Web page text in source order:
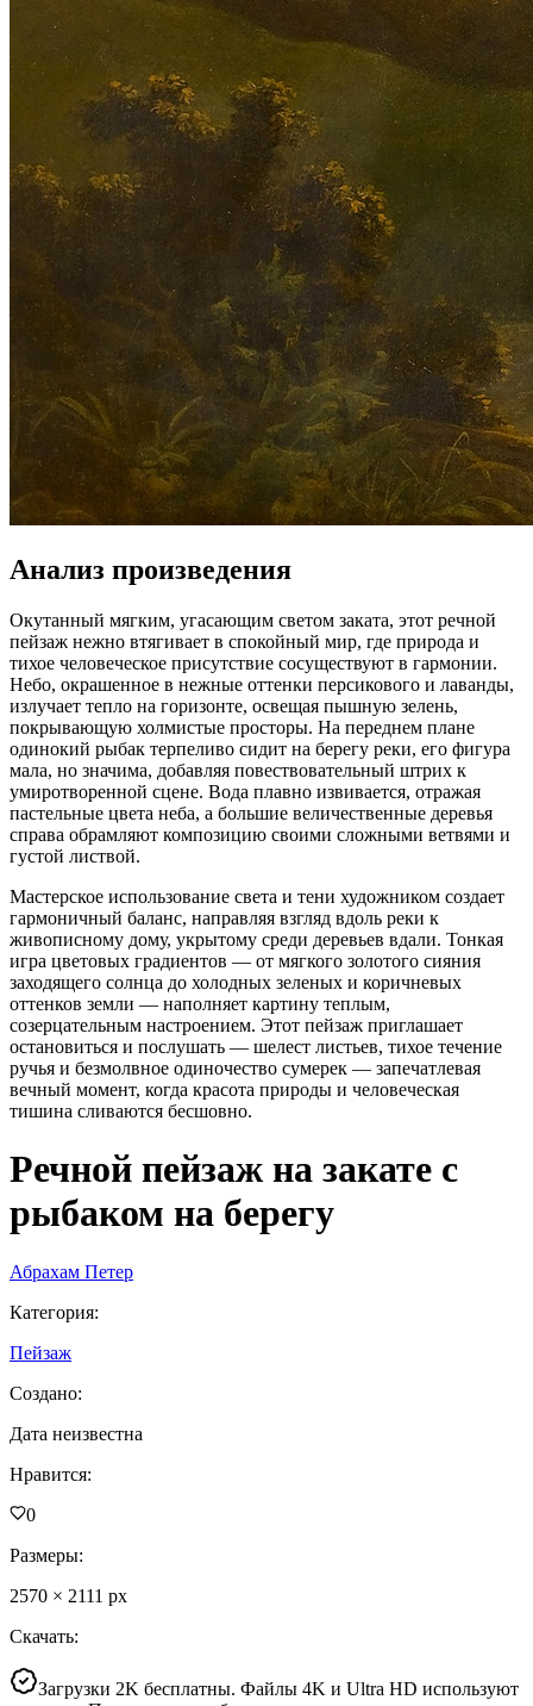
Анализ произведения
Окутанный мягким, угасающим светом заката, этот речной
пейзаж нежно втягивает в спокойный мир, где природа и
тихое человеческое присутствие сосуществуют в гармонии.
Небо, окрашенное в нежные оттенки персикового и лаванды,
излучает тепло на горизонте, освещая пышную зелень,
покрывающую холмистые просторы. На переднем плане
одинокий рыбак терпеливо сидит на берегу реки, его фигура
мала, но значима, добавляя повествовательный штрих к
умиротворенной сцене. Вода плавно извивается, отражая
пастельные цвета неба, а большие величественные деревья
справа обрамляют композицию своими сложными ветвями и
густой листвой.
Мастерское использование света и тени художником создает
гармоничный баланс, направляя взгляд вдоль реки к
живописному дому, укрытому среди деревьев вдали. Тонкая
игра цветовых градиентов — от мягкого золотого сияния
заходящего солнца до холодных зеленых и коричневых
оттенков земли — наполняет картину теплым,
созерцательным настроением. Этот пейзаж приглашает
остановиться и послушать — шелест листьев, тихое течение
ручья и безмолвное одиночество сумерек — запечатлевая
вечный момент, когда красота природы и человеческая
тишина сливаются бесшовно.
Речной пейзаж на закате с
рыбаком на берегу
Абрахам Петер
Категория:
Пейзаж
Создано:
Дата неизвестна
Нравится:
0
Размеры:
2570 × 2111 px
Скачать:
Загрузки 2K бесплатны. Файлы 4K и Ultra HD используют